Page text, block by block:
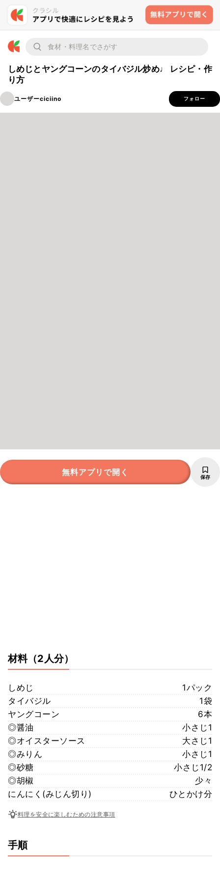
しめじとヤングコーンのタイバジル炒め♩ レシピ・作
り方
ユーザーciciino フォロー
無料アプリで開く 保存
材料（2人分）
しめじ
1パック
タイバジル
1袋
ヤングコーン
6本
◎醤油
小さじ1
◎オイスターソース
大さじ1
◎みりん
小さじ1
◎砂糖
小さじ1/2
◎胡椒
少々
にんにく(みじん切り)
ひとかけ分
料理を安全に楽しむための注意事項
手順